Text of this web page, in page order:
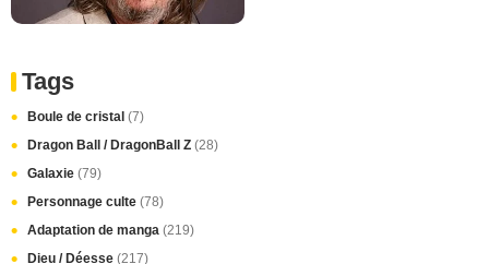
Tags
Boule de cristal (7)
Dragon Ball / DragonBall Z (28)
Galaxie (79)
Personnage culte (78)
Adaptation de manga (219)
Dieu / Déesse (217)